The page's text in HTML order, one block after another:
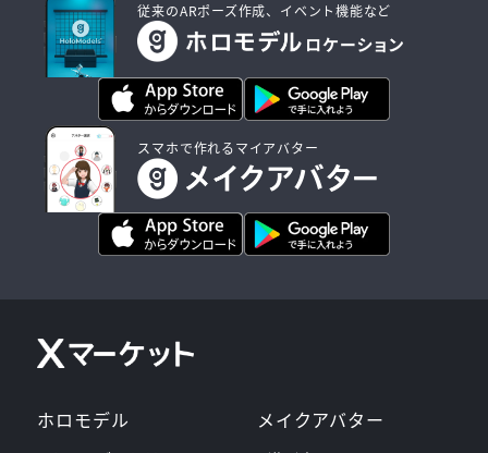
従来のARポーズ作成、イベント機能など
スマホで作れるマイアバター
ホロモデル メイクアバター